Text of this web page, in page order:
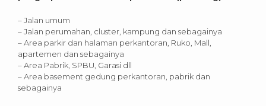
– Jalan umum
– Jalan perumahan, cluster, kampung dan sebagainya
– Area parkir dan halaman perkantoran, Ruko, Mall,
apartemen dan sebagainya
– Area Pabrik, SPBU, Garasi dll
– Area basement gedung perkantoran, pabrik dan
sebagainya